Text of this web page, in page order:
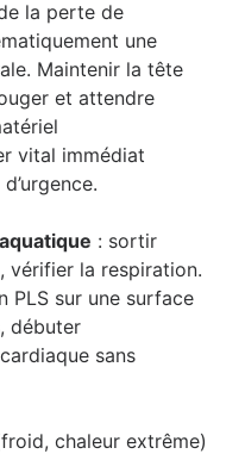
la perte de
une
Maintenir la tête
et attendre
vital immédiat
: sortir
vérifier la respiration.
PLS sur une surface
débuter
sans
chaleur extrême)